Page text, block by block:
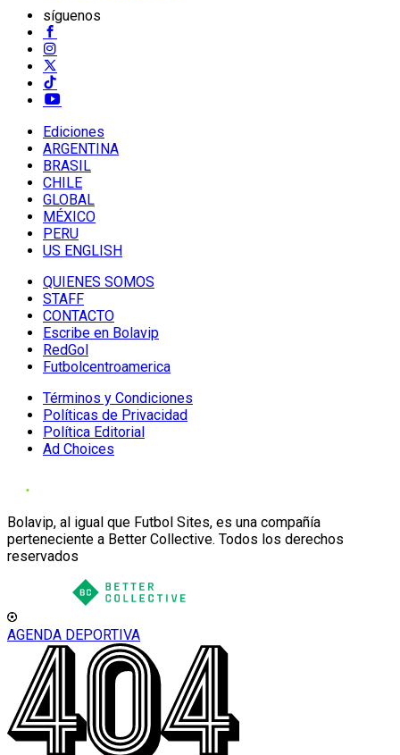
síguenos
Ediciones
ARGENTINA
BRASIL
CHILE
GLOBAL
MÉXICO
PERU
US ENGLISH
QUIENES SOMOS
STAFF
CONTACTO
Escribe en Bolavip
RedGol
Futbolcentroamerica
Términos y Condiciones
Políticas de Privacidad
Política Editorial
Ad Choices
Bolavip, al igual que Futbol Sites, es una compañía
perteneciente a Better Collective. Todos los derechos
reservados
AGENDA DEPORTIVA